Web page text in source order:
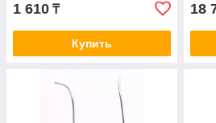
1 610 ₸
Купить
18